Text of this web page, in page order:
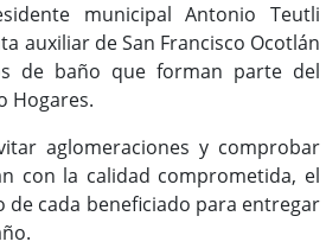
municipal Antonio Teutli
auxiliar de San Francisco Ocotlán
de baño que forman parte del
Hogares.
aglomeraciones y comprobar
con la calidad comprometida, el
de cada beneficiado para entregar